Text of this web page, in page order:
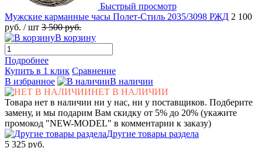
Быстрый просмотр
Мужские карманные часы Полет-Стиль 2035/3098 РЖД 2 100
руб. / шт 3 500 руб.
В корзину
Подробнее
Купить в 1 клик Сравнение
В избранное
В наличии
НЕТ В НАЛИЧИИ
Товара нет в наличии ни у нас, ни у поставщиков. Подберите
замену, и мы подарим Вам скидку от 5% до 20% (укажите
промокод "NEW-MODEL" в комментарии к заказу)
Другие товары раздела
5 325 руб.